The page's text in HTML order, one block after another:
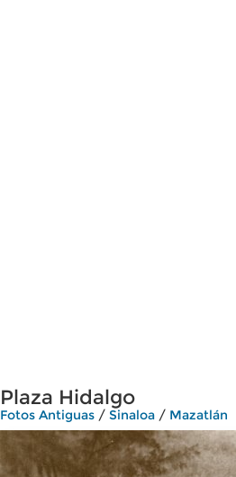
Plaza Hidalgo
Fotos Antiguas / Sinaloa / Mazatlán